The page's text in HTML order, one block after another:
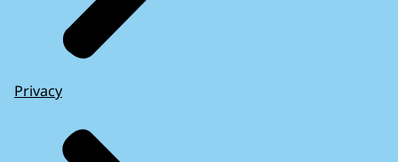
Privacy